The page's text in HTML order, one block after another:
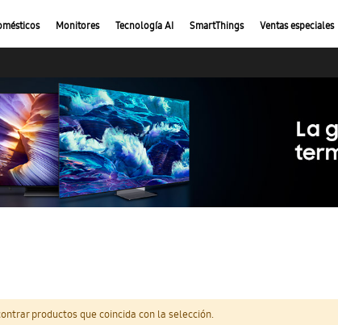
Monitores Tecnología AI SmartThings Ventas especiales
productos que coincida con la selección.